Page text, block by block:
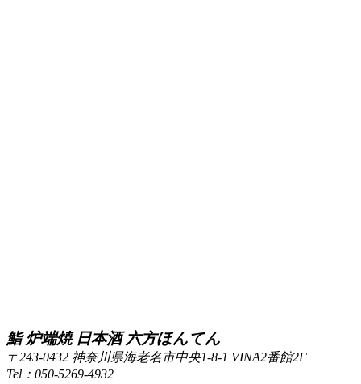
鮨 炉端焼 日本酒 六方ほんてん
〒243-0432 神奈川県海老名市中央1-8-1 VINA2番館2F
Tel：050-5269-4932